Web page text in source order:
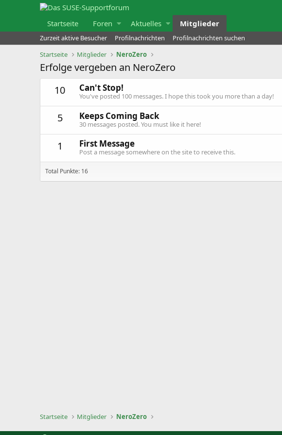
Startseite Foren Aktuelles Mitglieder
Zurzeit aktive Besucher Profilnachrichten
Profilnachrichten suchen
Startseite
Mitglieder NeroZero
Erfolge vergeben an NeroZero
10
Can't Stop!
You've posted 100 messages. I hope this took you more than a day!
5 Keeps Coming Back
30 messages posted. You must like it here!
1 First Message
Post a message somewhere on the site to receive this.
Total Punkte: 16
Startseite Mitglieder NeroZero